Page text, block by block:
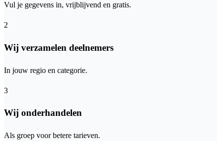
Vul je gegevens in, vrijblijvend en gratis.
2
Wij verzamelen deelnemers
In jouw regio en categorie.
3
Wij onderhandelen
Als groep voor betere tarieven.